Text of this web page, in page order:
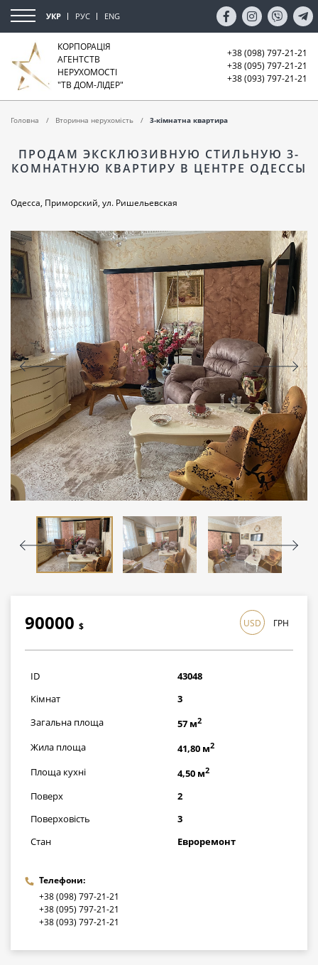
УКР РУС ENG
КОРПОРАЦІЯ
АГЕНТСТВ
НЕРУХОМОСТІ
"ТВ ДОМ-ЛІДЕР"
+38 (098) 797-21-21
+38 (095) 797-21-21
+38 (093) 797-21-21
Головна Вторинна нерухомість 3-кімнатна квартира
ПРОДАМ ЭКСКЛЮЗИВНУЮ СТИЛЬНУЮ 3-
КОМНАТНУЮ КВАРТИРУ В ЦЕНТРЕ ОДЕССЫ
Одесса, Приморский, ул. Ришельевская
90000 $
2610000грн
USD ГРН
ID
43048
Кімнат
3
Загальна площа
57 м2
Жила площа 41,80 м2
Площа кухні 4,50 м2
Поверх
2
Поверховість
3
Стан
Евроремонт
Телефони:
+38 (098) 797-21-21
+38 (095) 797-21-21
+38 (093) 797-21-21